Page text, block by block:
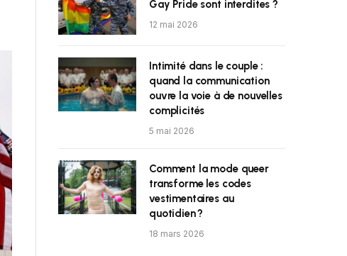
Gay Pride sont interdites ?
12 mai 2026
Intimité dans le couple :
quand la communication
ouvre la voie à de nouvelles
complicités
5 mai 2026
Comment la mode queer
transforme les codes
vestimentaires au
quotidien ?
18 mars 2026